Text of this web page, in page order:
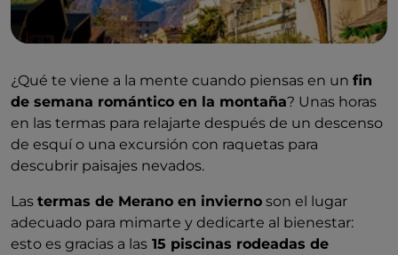
¿Qué te viene a la mente cuando piensas en un fin
de semana romántico en la montaña? Unas horas
en las termas para relajarte después de un descenso
de esquí o una excursión con raquetas para
descubrir paisajes nevados.
Las termas de Merano en invierno son el lugar
adecuado para mimarte y dedicarte al bienestar:
esto es gracias a las 15 piscinas rodeadas de